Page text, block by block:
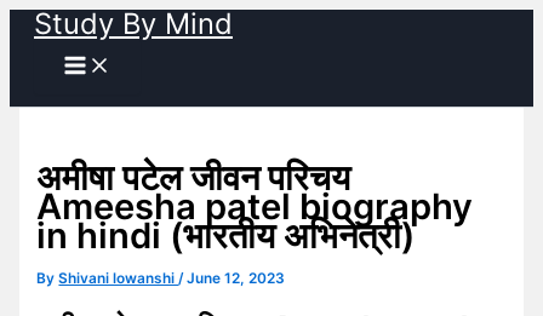
Skip
content
Study By Mind
अमीषा पटेल जीवन परिचय
Ameesha patel biography
in hindi (भारतीय अभिनेत्री)
ByShivani lowanshi/June 12, 2023